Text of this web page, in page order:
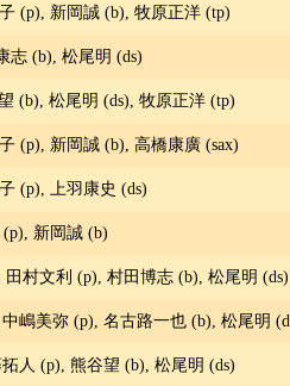
(p), 新岡誠 (b), 牧原正洋 (tp)
志 (b), 松尾明 (ds)
(b), 松尾明 (ds), 牧原正洋 (tp)
(p), 新岡誠 (b), 高橋康廣 (sax)
(p), 上羽康史 (ds)
新岡誠 (b)
田村文利 (p), 村田博志 (b), 松尾明 (ds)
嶋美弥 (p), 名古路一也 (b), 松尾明
人 (p), 熊谷望 (b), 松尾明 (ds)